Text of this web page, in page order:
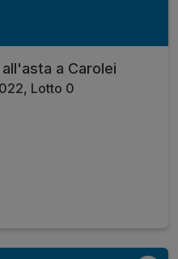
all'asta a Carolei
Lotto 0